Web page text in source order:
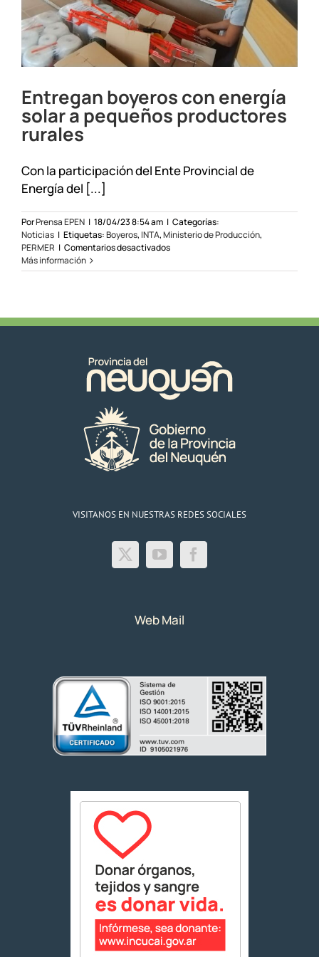
Entregan boyeros con energía
solar a pequeños productores
rurales
Con la participación del Ente Provincial de
Energía del [...]
PorPrensa EPEN | 18/04/23 8:54 am | Categorías:
Noticias | Etiquetas:Boyeros, INTA,Ministerio de Producción,
PERMER | Comentarios desactivadosen
boyeros
a
Más información
VISITANOS EN NUESTRAS REDES SOCIALES
Web Mail